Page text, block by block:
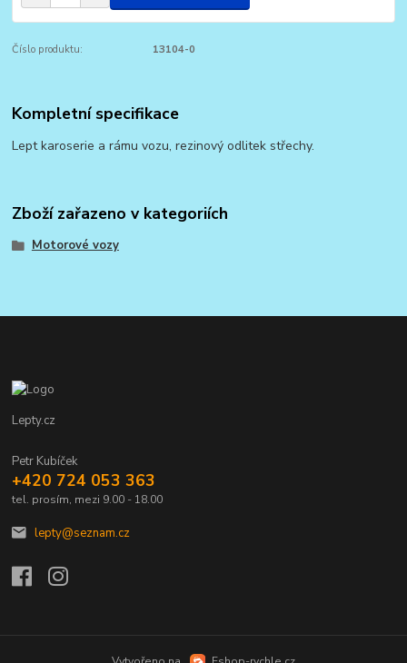
Číslo produktu: 13104-0
Kompletní specifikace
Lept karoserie a rámu vozu, rezinový odlitek střechy.
Zboží zařazeno v kategoriích
Motorové vozy
Lepty.cz
Petr Kubíček
+420 724 053 363
tel. prosím, mezi 9.00 - 18.00
lepty@seznam.cz